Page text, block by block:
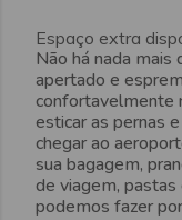
Espaço extra
Não há nada
apertado e
confortavelmente
esticar as pernas
chegar ao
sua bagagem,
de viagem, pastas
podemos fazer